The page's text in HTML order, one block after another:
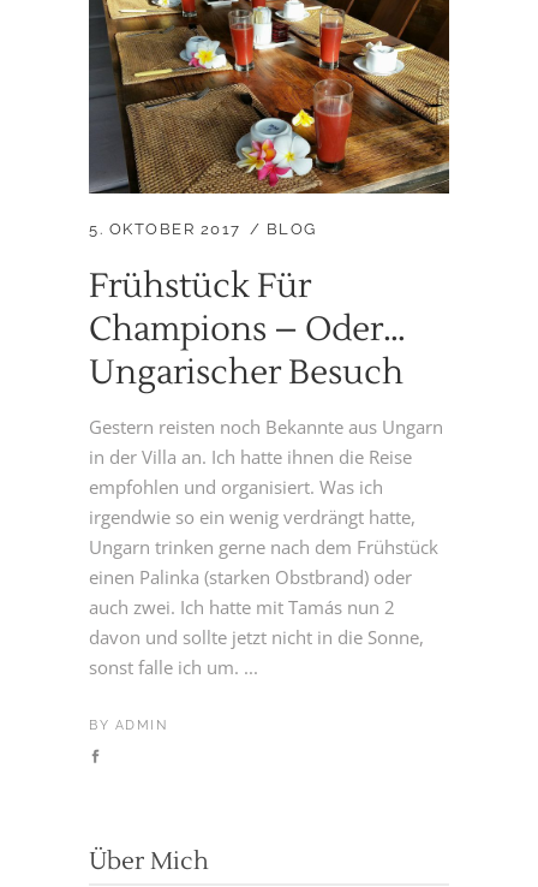
5. OKTOBER 2017 BLOG
Frühstück Für
Champions – Oder…
Ungarischer Besuch
Gestern reisten noch Bekannte aus Ungarn
in der Villa an. Ich hatte ihnen die Reise
empfohlen und organisiert. Was ich
irgendwie so ein wenig verdrängt hatte,
Ungarn trinken gerne nach dem Frühstück
einen Palinka (starken Obstbrand) oder
auch zwei. Ich hatte mit Tamás nun 2
davon und sollte jetzt nicht in die Sonne,
sonst falle ich um. ...
BY ADMIN
Über Mich